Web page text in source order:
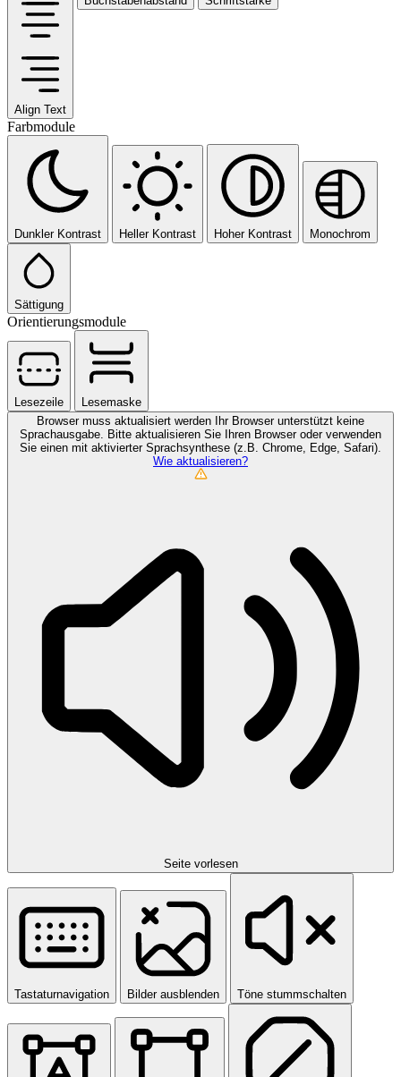
Align Text
Farbmodule
Dunkler Kontrast Heller Kontrast Hoher Kontrast Monochrom
Sättigung
Orientierungsmodule
Lesezeile
Lesemaske
Browser muss aktualisiert werden
Ihr Browser unterstützt keine
Sprachausgabe. Bitte aktualisieren Sie Ihren Browser oder verwenden
Sie einen mit aktivierter Sprachsynthese (z.B. Chrome, Edge, Safari).
Wie aktualisieren?
Seite vorlesen
Tastaturnavigation Bilder ausblenden Töne stummschalten